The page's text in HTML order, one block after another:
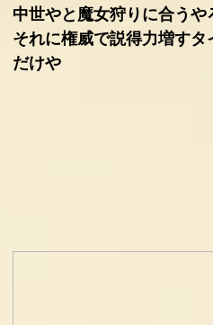
中世やと魔女狩りに合うや
それに権威で説得力増す
だけや